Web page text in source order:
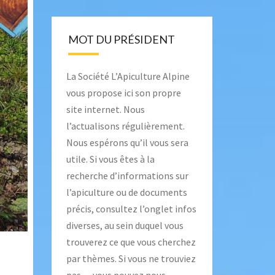
MOT DU PRÉSIDENT
La Société L’Apiculture Alpine
vous propose ici son propre
site internet. Nous
l’actualisons régulièrement.
Nous espérons qu’il vous sera
utile. Si vous êtes à la
recherche d’informations sur
l’apiculture ou de documents
précis, consultez l’onglet infos
diverses, au sein duquel vous
trouverez ce que vous cherchez
par thèmes. Si vous ne trouviez